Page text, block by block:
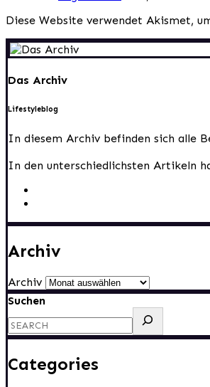
Diese Website verwendet Akismet,
Das Archiv
Lifestyleblog
In diesem Archiv befinden sich alle
In den unterschiedlichsten Artikeln
Archiv
Archiv
Suchen
Categories